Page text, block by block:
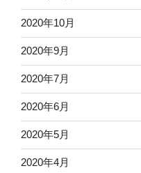
2020年10月
2020年9月
2020年7月
2020年6月
2020年5月
2020年4月